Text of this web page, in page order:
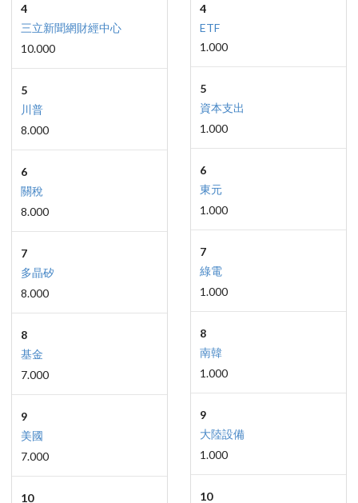
4
三立新聞網財經中心
10.000
5
川普
8.000
6
關稅
8.000
7
多晶矽
8.000
8
基金
7.000
9
美國
7.000
10
4
ETF
1.000
5
資本支出
1.000
6
東元
1.000
7
綠電
1.000
8
南韓
1.000
9
大陸設備
1.000
10